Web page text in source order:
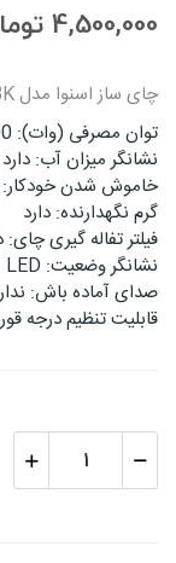
4,500,000 تومان
چای ساز اسنوا مدل STM-G1800BK :
توان مصرفی (وات): 1800 وات
نشانگر میزان آب: دارد
خاموش شدن خودکار:
گرم نگهدارنده: دارد
فیلتر تفاله گیری چای:
نشانگر وضعیت: LED
صدای آماده باش:
قابلیت تنظیم درجه